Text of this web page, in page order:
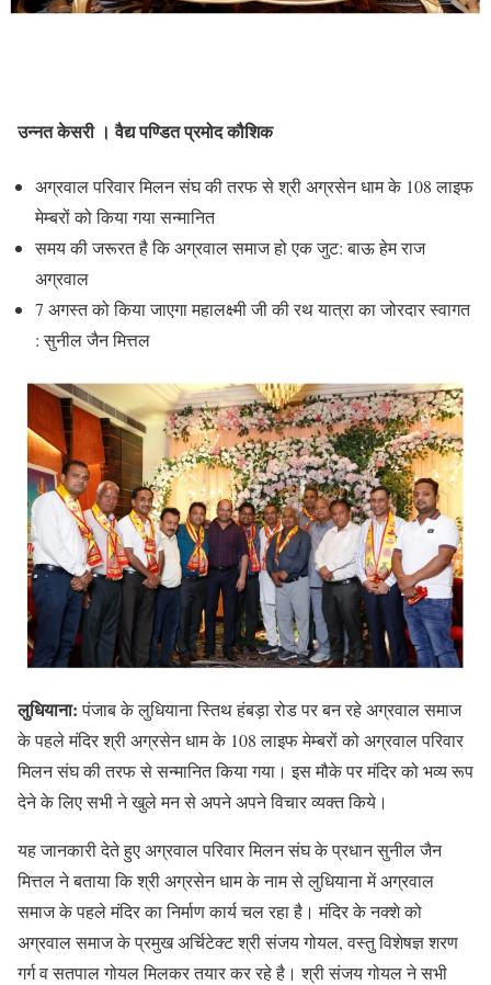
उन्नत केसरी । वैद्य पण्डित प्रमोद कौशिक
अग्रवाल परिवार मिलन संघ की तरफ से श्री अग्रसेन धाम के 108 लाइफ
मेम्बरों को किया गया सन्मानित
समय की जरूरत है कि अग्रवाल समाज हो एक जुट: बाऊ हेम राज
अग्रवाल
7 अगस्त को किया जाएगा महालक्ष्मी जी की रथ यात्रा का जोरदार स्वागत
: सुनील जैन मित्तल
लुधियाना:पंजाब के लुधियाना स्तिथ हंबड़ा रोड पर बन रहे अग्रवाल समाज
के पहले मंदिर श्री अग्रसेन धाम के 108 लाइफ मेम्बरों को अग्रवाल परिवार
मिलन संघ की तरफ से सन्मानित किया गया। इस मौके पर मंदिर को भव्य रूप
देने के लिए सभी ने खुले मन से अपने अपने विचार व्यक्त किये।
यह जानकारी देते हुए अग्रवाल परिवार मिलन संघ के प्रधान सुनील जैन
मित्तल ने बताया कि श्री अग्रसेन धाम के नाम से लुधियाना में अग्रवाल
समाज के पहले मंदिर का निर्माण कार्य चल रहा है। मंदिर के नक्शे को
अग्रवाल समाज के प्रमुख अर्चिटेक्ट श्री संजय गोयल, वस्तु विशेषज्ञ शरण
गर्ग व सतपाल गोयल मिलकर तयार कर रहे है। श्री संजय गोयल ने सभी